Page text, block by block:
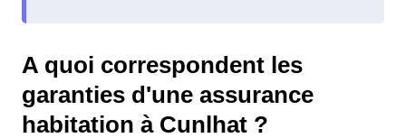
A quoi correspondent les
garanties d'une assurance
habitation à Cunlhat ?